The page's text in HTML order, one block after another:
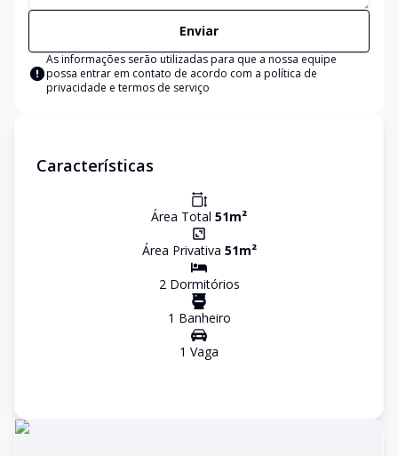
Enviar
As informações serão utilizadas para que a nossa equipe
possa entrar em contato de acordo com a política de
privacidade e termos de serviço
Características
Área Total 51m²
Área Privativa 51m²
2Dormitórios
1 Banheiro
1 Vaga